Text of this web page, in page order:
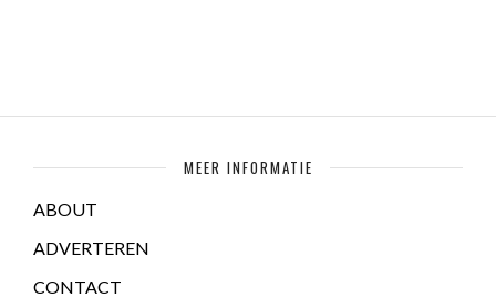
MEER INFORMATIE
ABOUT
ADVERTEREN
CONTACT